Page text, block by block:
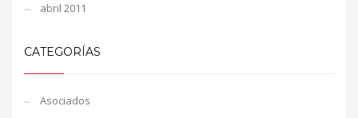
abril 2011
CATEGORÍAS
Asociados